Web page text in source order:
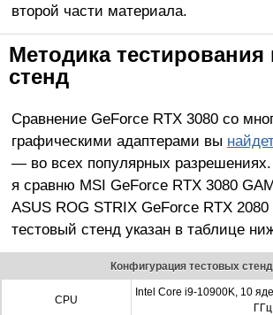
второй части материала.
Методика тестирования
стенд
Сравнение GeForce RTX 3080 со
графическими адаптерами вы
— во всех популярных
я сравню MSI GeForce RTX 3080
ASUS ROG STRIX GeForce RTX
тестовый стенд указан в таблице
Конфигурация тестовых
CPU
Intel Core i9-10900K, 10
ГГц